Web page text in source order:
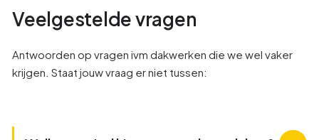
Veelgestelde vragen
Antwoorden op vragen ivm dakwerken die we wel vaker
krijgen. Staat jouw vraag er niet tussen: